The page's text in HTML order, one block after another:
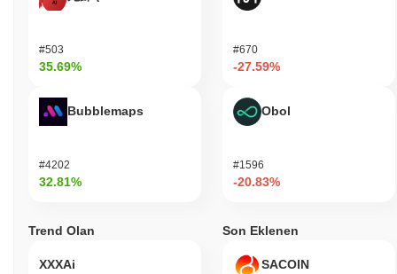
#503
35.69%
Bubblemaps
#4202
32.81%
#670
-27.59%
Obol
#1596
-20.83%
Trend Olan
XXXAi
Son Eklenen
SACOIN